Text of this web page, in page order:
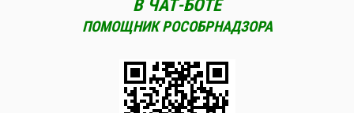
В ЧАТ-БОТЕ
ПОМОЩНИК РОСОБРНАДЗОРА